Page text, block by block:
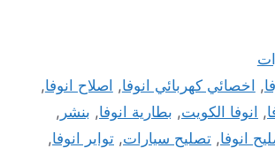
, اخصائي كهربائي انوفا, اصلاح انوفا,
, انوفا الكويت, بطارية انوفا, بنشر ,
انوفا, تصليح سيارات, تواير انوفا,